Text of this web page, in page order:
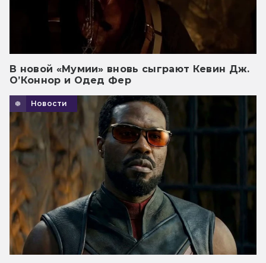
В новой «Мумии» вновь сыграют Кевин Дж.
О’Коннор и Одед Фер
Новости